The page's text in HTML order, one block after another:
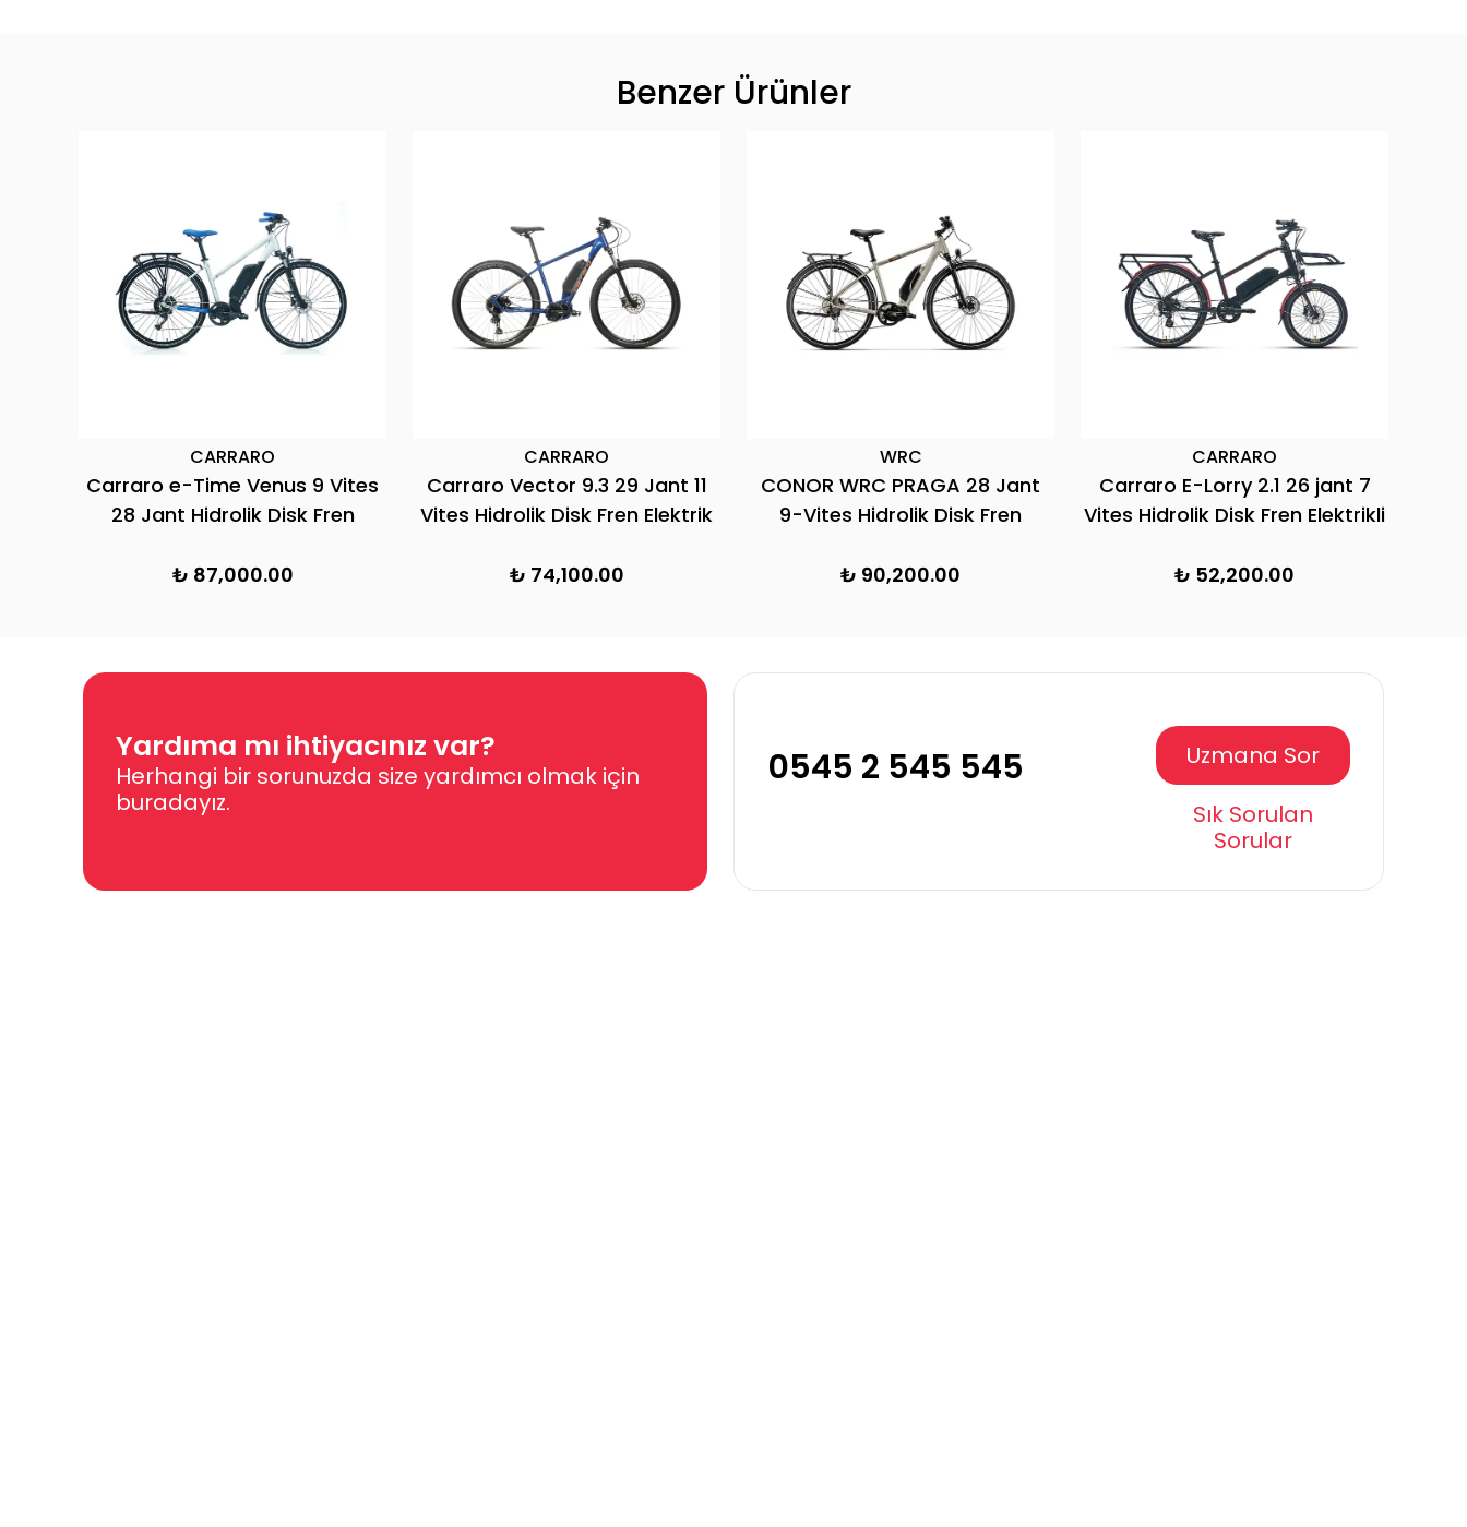
Benzer Ürünler
CARRARO
Carraro Kifuka E7 29 Jant 12
Vites Hidrolik Disk Fren Elektrikli
₺ 106,400.00
BİANCHİ
Bianchi T-Tronik T DB X5/X7 9S
E6100 Elektrikli Bisiklet
19 ₺ 110,000.00
CARRARO
Carraro E-Life 2.1 28 jant 7
Vites Hidrolik Disk Fren Elektrikli
₺ 61,000.00
CARRARO
Carraro Vector 9.5 29 Jant 11
Vites Hidrolik Disk Fren Elektrikli
₺ 82,500.00
Yardıma mı ihtiyacınız var?
Herhangi bir sorunuzda size yardımcı olmak için
buradayız.
0545 2 545 545
Uzmana Sor
Sık Sorulan
Sorular